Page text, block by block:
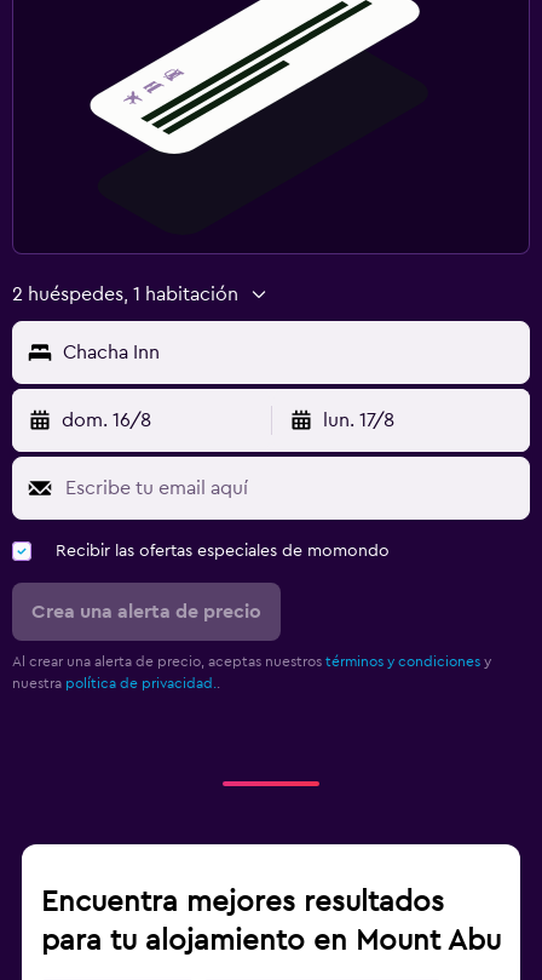
2 huéspedes, 1 habitación
Chacha Inn
dom. 16/8 lun. 17/8
Recibir las ofertas especiales de momondo
Crea una alerta de precio
Al crear una alerta de precio, aceptas nuestros términos y condiciones y
nuestra política de privacidad.
Encuentra mejores resultados
para tu alojamiento en Mount Abu